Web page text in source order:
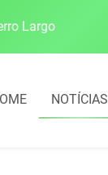
Largo
NOTÍCIAS